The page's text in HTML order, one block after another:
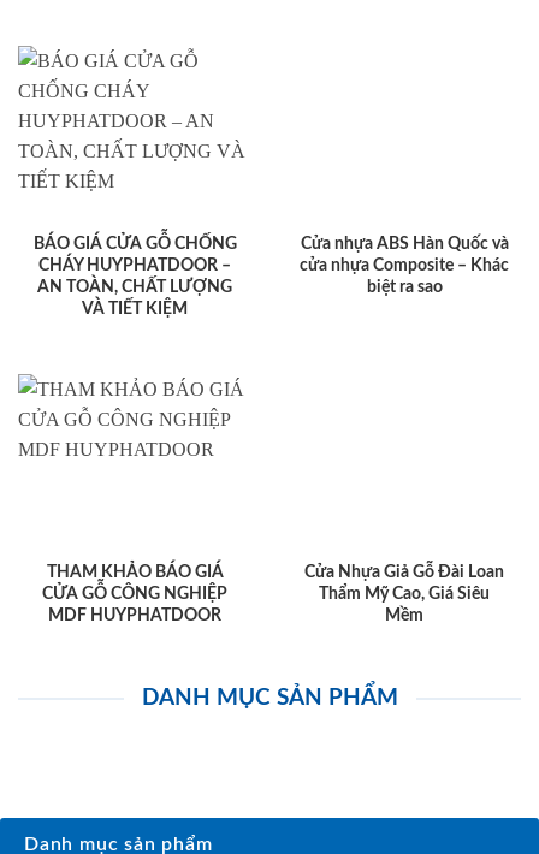
BÁO GIÁ CỬA GỖ CHỐNG
CHÁY HUYPHATDOOR –
AN TOÀN, CHẤT LƯỢNG
VÀ TIẾT KIỆM
Cửa nhựa ABS Hàn Quốc và
cửa nhựa Composite – Khác
biệt ra sao
THAM KHẢO BÁO GIÁ
CỬA GỖ CÔNG NGHIỆP
MDF HUYPHATDOOR
Cửa Nhựa Giả Gỗ Đài Loan
Thẩm Mỹ Cao, Giá Siêu
Mềm
DANH MỤC SẢN PHẨM
Danh mục sản phẩm